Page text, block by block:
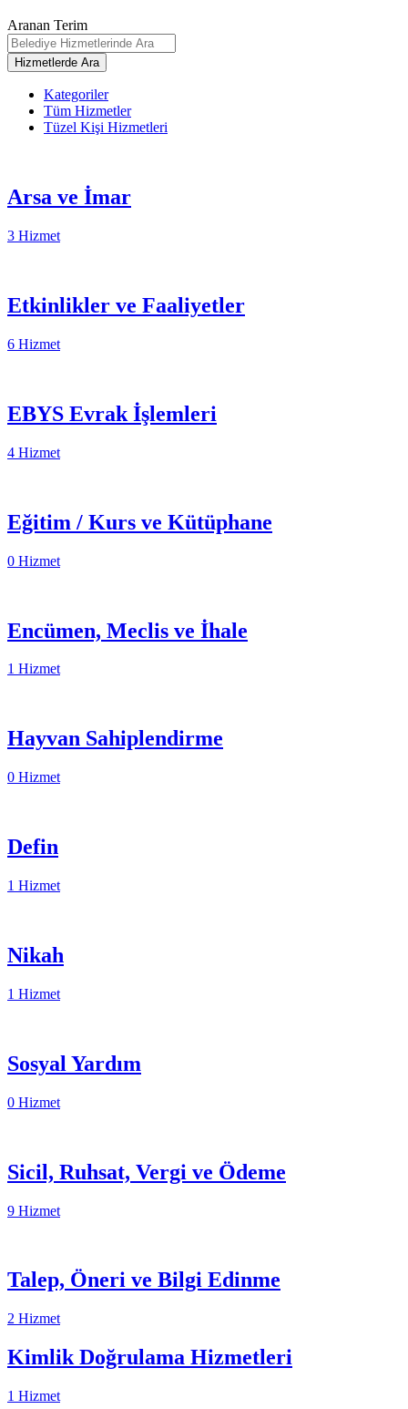
Aranan Terim
Kategoriler
Tüm Hizmetler
Tüzel Kişi Hizmetleri
Arsa ve İmar
3 Hizmet
Etkinlikler ve Faaliyetler
6 Hizmet
EBYS Evrak İşlemleri
4 Hizmet
Eğitim / Kurs ve Kütüphane
0 Hizmet
Encümen, Meclis ve İhale
1 Hizmet
Hayvan Sahiplendirme
0 Hizmet
Defin
1 Hizmet
Nikah
1 Hizmet
Sosyal Yardım
0 Hizmet
Sicil, Ruhsat, Vergi ve Ödeme
9 Hizmet
Talep, Öneri ve Bilgi Edinme
2 Hizmet
Kimlik Doğrulama Hizmetleri
1 Hizmet